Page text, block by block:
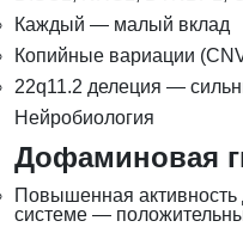
Каждый — малый вклад
Копийные вариации
22q11.2 делеция —
Нейробиология
Дофаминовая
Повышенная
системе —